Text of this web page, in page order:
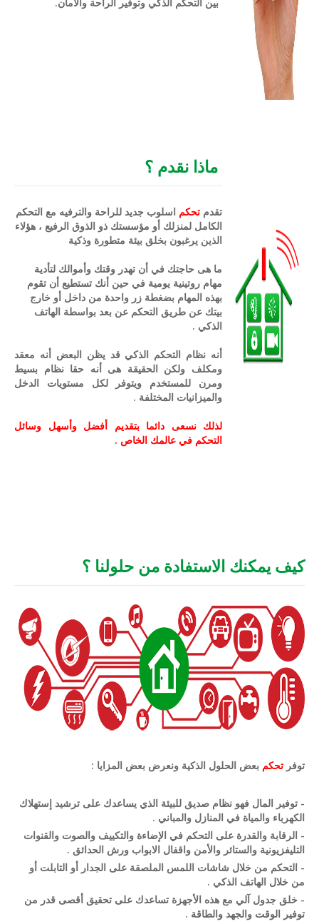
ماذا نقدم ؟
تقدم تحكم اسلوب جديد للراحة والترفيه مع التحكم
الكامل لمنزلك أو مؤسستك ذو الذوق الرفيع ، هؤلاء
الذين يرغبون بخلق بيئة متطورة وذكية
ما هى حاجتك في أن تهدر وقتك وأموالك لتأدية
مهام روتينية يومية في حين أنك تستطيع أن تقوم
بهذه المهام بضغطة زر واحدة من داخل أو خارج
بيتك عن طريق التحكم عن بعد بواسطة الهاتف
الذكي .
أنه نظام التحكم الذكي قد يظن البعض أنه معقد
ومكلف ولكن الحقيقة هى أنه حقا نظام بسيط
ومرن للمستخدم ويتوفر لكل مستويات الدخل
والميزانيات المختلفة .
لذلك نسعى دائما بتقديم أفضل وأسهل وسائل
التحكم في عالمك الخاص .
كيف يمكنك الاستفادة من حلولنا ؟
توفر تحكم بعض الحلول الذكية ونعرض بعض المزايا :
- توفير المال فهو نظام صديق للبيئة الذي يساعدك على ترشيد إستهلاك
الكهرباء والمياة في المنازل والمباني .
- الرقابة والقدرة على التحكم في الإضاءة والتكييف والصوت والقنوات
التليفزيونية والستائر والأمن واقفال الابواب ورش الحدائق .
- التحكم من خلال شاشات اللمس الملصقة على الجدار أو التابلت أو
من خلال الهاتف الذكي .
- خلق جدول آلي مع هذه الأجهزة تساعدك على تحقيق أقصى قدر من
توفير الوقت والجهد والطاقة .